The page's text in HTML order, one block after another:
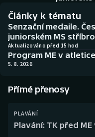
Baseball a softbal
Basketbal
Biatlon
Boby a skeleton
Box
Soutěže
Historické návraty
Aplikace ČT sport
AZ kvíz
Články k tématu
Senzační medaile.
juniorském MS stříbro
Aktualizováno před 15 hod
Program ME v atletice
5. 8. 2026
Přímé přenosy
PLAVÁNÍ
Plavání: TK před